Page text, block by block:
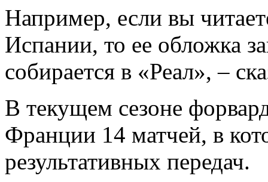
Например, если вы
Испании, то ее обложка
собирается в «Реал», –
В текущем сезоне
Франции 14 матчей, в
результативных передач.